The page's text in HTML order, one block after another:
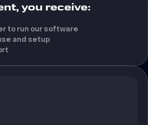
you receive:
to run our software
and setup